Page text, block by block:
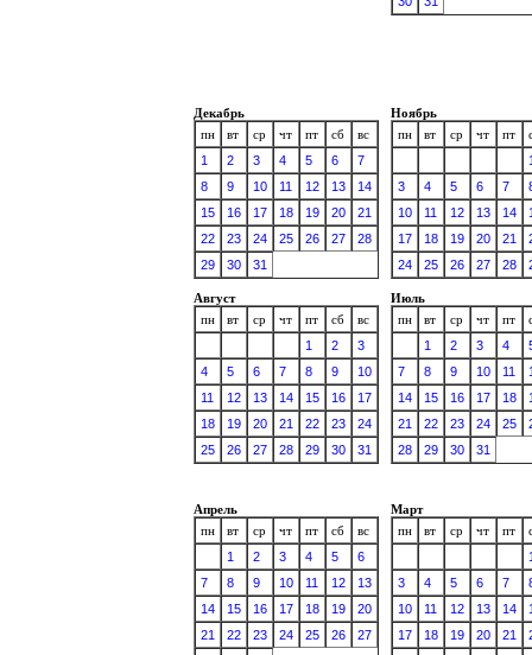
Декабрь
пн
вт ср чт пт сб
вс
1
2 3 4 5 6
7
8
9 10 11 12 13
14
15
16 17 18 19 20
21
22
23 24 25 26 27
28
29
30 31
Ноябрь
пн
вт ср чт пт
3
4 5 6 7
10
11 12 13 14
17
18 19 20 21
24
25 26 27 28
Август
пн
вт ср чт пт сб
вс
1
2
3
4
5 6 7 8 9
10
11
12 13 14 15 16
17
18
19 20 21 22 23
24
25
26 27 28 29 30 31
Июль
пн
вт ср чт пт
1
2 3 4
7
8 9 10 11
14
15 16 17 18
21
22 23 24 25
28
29 30 31
Апрель
пн
вт ср чт пт сб
вс
1
2 3 4 5
6
7
8 9 10 11 12
13
14
15 16 17 18 19
20
21
22 23 24 25 26
27
Март
пн
вт ср чт пт
3
4 5 6 7
10
11 12 13 14
17
18 19 20 21